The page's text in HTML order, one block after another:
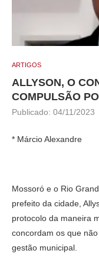
ARTIGOS
ALLYSON, O
COMPULSÃO
Publicado: 04/11/2023
* Márcio Alexandre
Mossoró e o Rio
prefeito da cidade,
protocolo da maneira
concordam os que
gestão municipal.